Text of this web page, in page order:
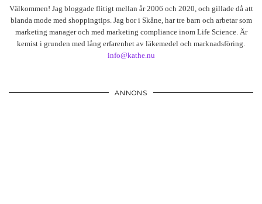
Välkommen! Jag bloggade flitigt mellan år 2006 och 2020, och gillade då att
blanda mode med shoppingtips. Jag bor i Skåne, har tre barn och arbetar som
marketing manager och med marketing compliance inom Life Science. Är
kemist i grunden med lång erfarenhet av läkemedel och marknadsföring.
info@kathe.nu
ANNONS